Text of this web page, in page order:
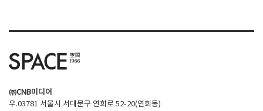
㈜CNB미디어
우.03781 서울시 서대문구 연희로 52-20(연희동)